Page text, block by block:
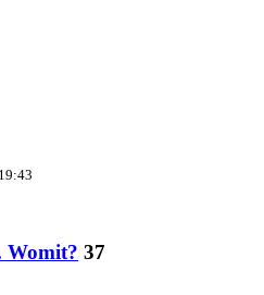
Womit? 37